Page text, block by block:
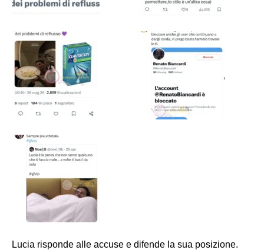
Lucia risponde alle accuse e difende la sua posizione.